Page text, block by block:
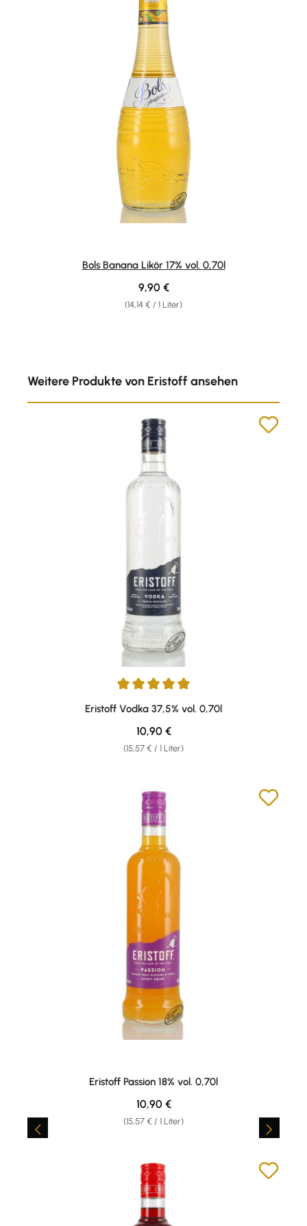
Bols Banana Likör 17% vol. 0,70l
(14,14 € / 1 Liter)
Regulärer Preis:
9,90 €
Weitere Produkte von Eristoff ansehen
Durchschnittliche Bewertung von 5 von 5 Sternen
Eristoff Vodka 37,5% vol. 0,70l
(15,57 € / 1 Liter)
Regulärer Preis:
10,90 €
Eristoff Passion 18% vol. 0,70l
(15,57 € / 1 Liter)
Regulärer Preis:
10,90 €